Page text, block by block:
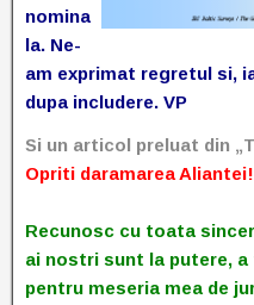
nomina
la. Ne-
am exprimat regretul si,
dupa includere. VP
Si un articol preluat din
Opriti daramarea Aliantei!
Recunosc cu toata
ai nostri sunt la putere,
pentru meseria mea de